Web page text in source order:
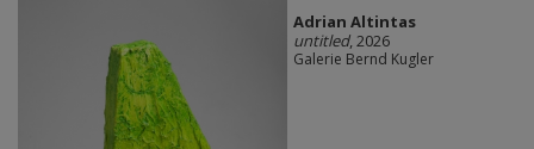
Adrian Altintas
untitled, 2026
Galerie Bernd Kugler